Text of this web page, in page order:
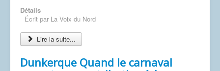
Détails
Écrit par La Voix du Nord
Lire la suite...
Dunkerque Quand le carnaval